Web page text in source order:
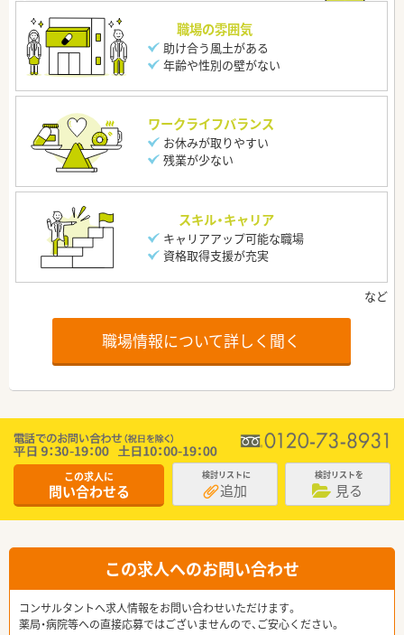
職場の雰囲気
助け合う風土がある
年齢や性別の壁がない
ワークライフバランス
お休みが取りやすい
残業が少ない
スキル・キャリア
キャリアアップ可能な職場
資格取得支援が充実
職場情報について詳しく聞く
この求人に
問い合わせる
検討リストに
追加
検討リストを
見る
この求人へのお問い合わせ
コンサルタントへ求人情報をお問い合わせいただけます。
薬局・病院等への直接応募ではございませんので、ご安心ください。